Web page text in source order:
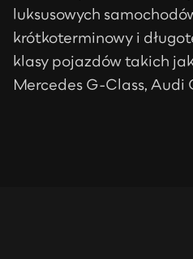
luksusowych
krótkoterminowy i
klasy pojazdów takich
Mercedes G-Class, Audi